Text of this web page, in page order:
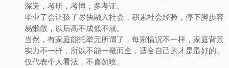
深造，考研，考博，多考证。
毕业了会让孩子尽快融入社会，积累社会经验，停下脚步容
易懒散，以后高不成低不就。
当然，有家庭能托举无所谓了，每家情况不一样，家庭背景
实力不一样，所以不能一概而全，适合自己的才是最好的。
仅代表个人看法，不喜勿喷。